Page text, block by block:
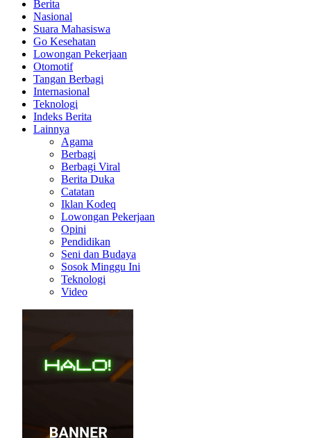
Berita
Nasional
Suara Mahasiswa
Go Kesehatan
Lowongan Pekerjaan
Otomotif
Tangan Berbagi
Internasional
Teknologi
Indeks Berita
Lainnya
Agama
Berbagi
Berbagi Viral
Berita Duka
Catatan
Iklan Kodeq
Lowongan Pekerjaan
Opini
Pendidikan
Seni dan Budaya
Sosok Minggu Ini
Teknologi
Video